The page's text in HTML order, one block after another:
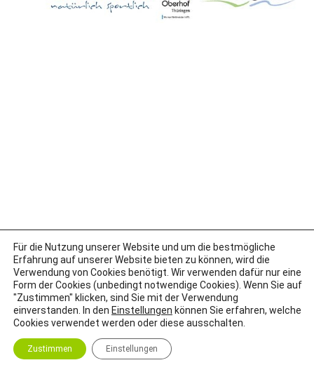
Für die Nutzung unserer Website und um die bestmögliche
Erfahrung auf unserer Website bieten zu können, wird die
Verwendung von Cookies benötigt. Wir verwenden dafür nur eine
Form der Cookies (unbedingt notwendige Cookies). Wenn Sie auf
"Zustimmen" klicken, sind Sie mit der Verwendung
einverstanden. In den Einstellungen können Sie erfahren, welche
Cookies verwendet werden oder diese ausschalten.
Zustimmen Einstellungen